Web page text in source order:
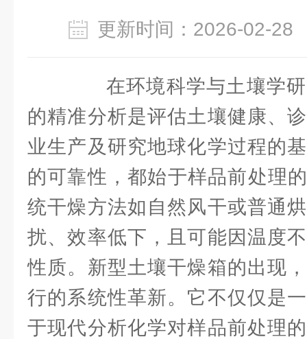
更新时间：2026-02-
在环境科学与土壤学研
的精准分析是评估土壤健康、
业生产及研究地球化学过程的
的可靠性，都始于样品前处理
统干燥方法如自然风干或普通
扰、效率低下，且可能因温度
性质。新型土壤干燥箱的出现
行的系统性革新。它不仅仅是
于现代分析化学对样品前处理